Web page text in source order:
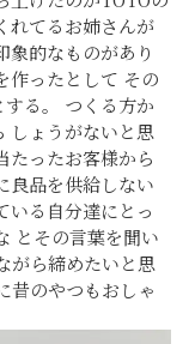
てるお姉さんが
象的なものがあり
作ったとして その
る。
つくる方か
しょうがないと思
たったお客様から
良品を供給しない
る自分達にとっ
とその言葉を聞い
ら締めたいと思
のやつもおしゃ